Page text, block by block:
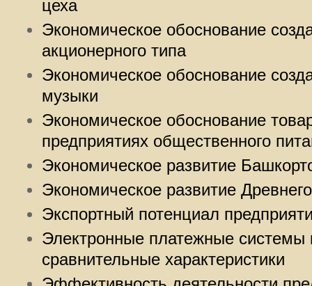
цеха
Экономическое обоснование
акционерного типа
Экономическое обоснование
музыки
Экономическое обоснование
предприятиях общественного
Экономическое развитие
Экономическое развитие
Экспортный потенциал
Электронные платежные системы
сравнительные характеристики